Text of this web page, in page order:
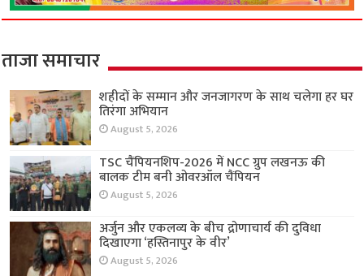
ताजा समाचार
शहीदों के सम्मान और जनजागरण के साथ चलेगा हर घर
तिरंगा अभियान
August 5, 2026
TSC चैंपियनशिप-2026 में NCC ग्रुप लखनऊ की
बालक टीम बनी ओवरऑल चैंपियन
August 5, 2026
अर्जुन और एकलव्य के बीच द्रोणाचार्य की दुविधा
दिखाएगा ‘हस्तिनापुर के वीर’
August 5, 2026